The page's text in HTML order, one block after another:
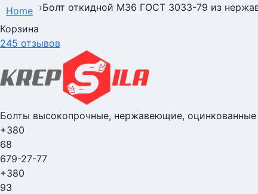
Home ›Болт откидной М36 ГОСТ 3033-79 из
Корзина
245 отзывов
Болты высокопрочные, нержавеющие, оцинкованные
+380
68
679-27-77
+380
93